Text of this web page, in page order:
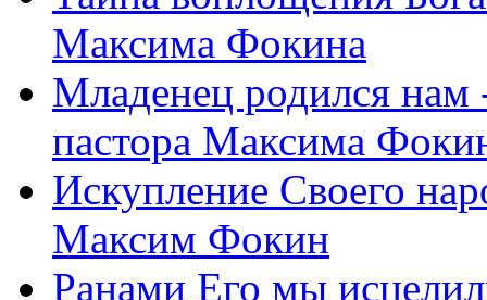
Максима Фокина
Младенец родился
пастора Максима
Искупление Своего
Максим Фокин
Ранами Его мы